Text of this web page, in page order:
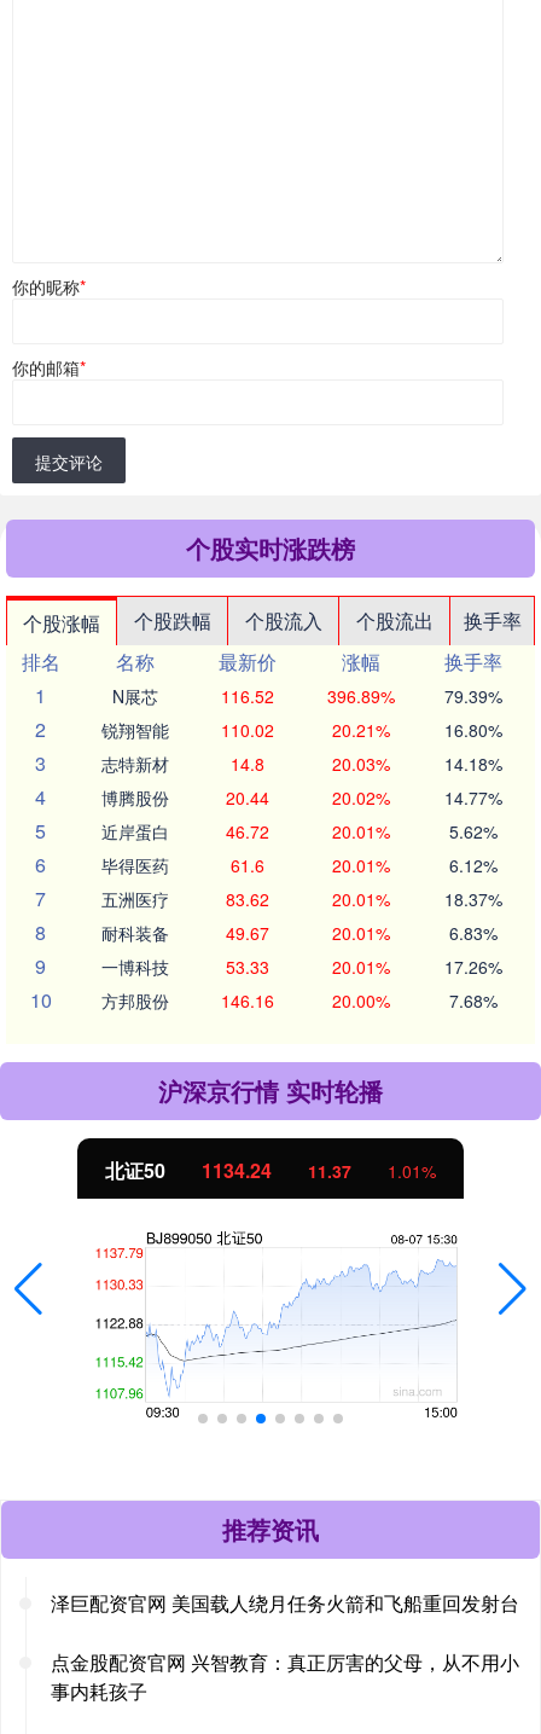
你的昵称*
你的邮箱*
提交评论
个股实时涨跌榜
个股涨幅 个股跌幅 个股流入 个股流出
换手率
排名
名称 最新价 涨幅
换手率
1
N展芯 116.52 396.89% 79.39%
2 锐翔智能 110.02 20.21% 16.80%
3 志特新材 14.8 20.03% 14.18%
4 博腾股份 20.44 20.02% 14.77%
5 近岸蛋白 46.72 20.01% 5.62%
6 毕得医药 61.6 20.01% 6.12%
7 五洲医疗 83.62 20.01% 18.37%
8 耐科装备 49.67 20.01% 6.83%
9 一博科技 53.33 20.01% 17.26%
10 方邦股份 146.16 20.00% 7.68%
沪深京行情 实时轮播
北证50 1134.24 11.37 1.01%
推荐资讯
泽巨配资官网 美国载人绕月任务火箭和飞船重回发射台
点金股配资官网 兴智教育：真正厉害的父母，从不用小
事内耗孩子